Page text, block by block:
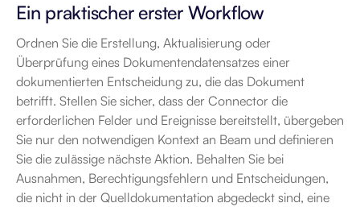
Ein praktischer erster Workflow
Ordnen Sie die Erstellung, Aktualisierung oder
Überprüfung eines Dokumentendatensatzes einer
dokumentierten Entscheidung zu, die das Dokument
betrifft. Stellen Sie sicher, dass der Connector die
erforderlichen Felder und Ereignisse bereitstellt, übergeben
Sie nur den notwendigen Kontext an Beam und definieren
Sie die zulässige nächste Aktion. Behalten Sie bei
Ausnahmen, Berechtigungsfehlern und Entscheidungen,
die nicht in der Quelldokumentation abgedeckt sind, eine